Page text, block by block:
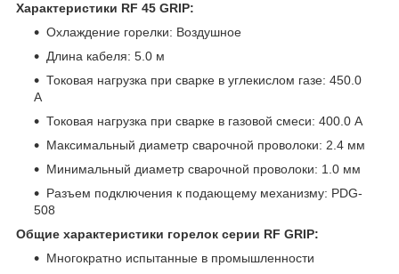
Характеристики RF 45 GRIP:
Охлаждение горелки: Воздушное
Длина кабеля: 5.0 м
Токовая нагрузка при сварке в углекислом газе: 450.0
А
Токовая нагрузка при сварке в газовой смеси: 400.0 А
Максимальный диаметр сварочной проволоки: 2.4 мм
Минимальный диаметр сварочной проволоки: 1.0 мм
Разъем подключения к подающему механизму: PDG-
508
Общие характеристики горелок серии RF GRIP:
Многократно испытанные в промышленности